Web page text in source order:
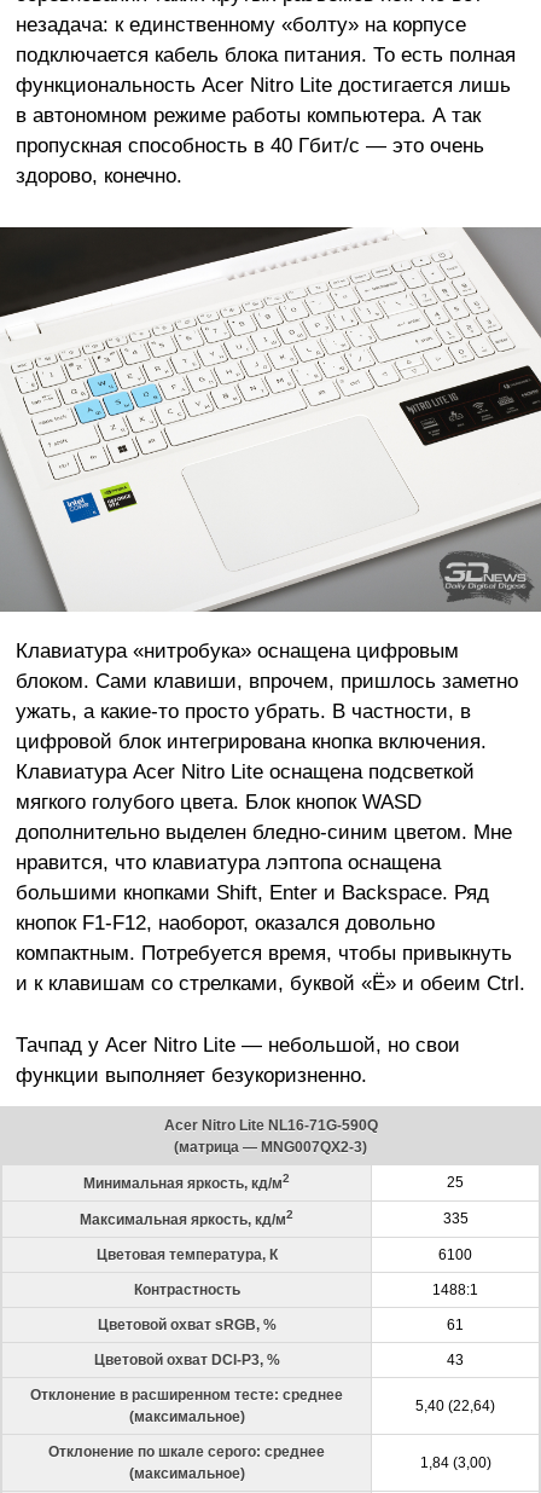
незадача: к единственному «болту» на корпусе
подключается кабель блока питания. То есть полная
функциональность Acer Nitro Lite достигается лишь
в автономном режиме работы компьютера. А так
пропускная способность в 40 Гбит/с — это очень
здорово, конечно.
Клавиатура «нитробука» оснащена цифровым
блоком. Сами клавиши, впрочем, пришлось заметно
ужать, а какие-то просто убрать. В частности, в
цифровой блок интегрирована кнопка включения.
Клавиатура Acer Nitro Lite оснащена подсветкой
мягкого голубого цвета. Блок кнопок WASD
дополнительно выделен бледно-синим цветом. Мне
нравится, что клавиатура лэптопа оснащена
большими кнопками Shift, Enter и Backspace. Ряд
кнопок F1-F12, наоборот, оказался довольно
компактным. Потребуется время, чтобы привыкнуть
и к клавишам со стрелками, буквой «Ё» и обеим Ctrl.
Тачпад у Acer Nitro Lite — небольшой, но свои
функции выполняет безукоризненно.
Acer Nitro Lite NL16-71G-590Q
(матрица — MNG007QX2-3)
Минимальная яркость, кд/м2 25
Максимальная яркость, кд/м2 335
Цветовая температура, К 6100
Контрастность 1488:1
Цветовой охват sRGB, % 61
Цветовой охват DCI-P3, % 43
Отклонение в расширенном тесте: среднее
(максимальное)
5,40 (22,64)
Отклонение по шкале серого: среднее
(максимальное)
1,84 (3,00)